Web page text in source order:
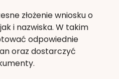
złożenie wniosku o
i nazwiska. W takim
odpowiednie
oraz dostarczyć